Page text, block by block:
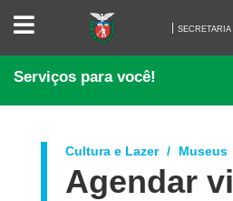
SECRETARIA
CULTURA
Serviços para você!
Cultura e Lazer Museus
Agendar